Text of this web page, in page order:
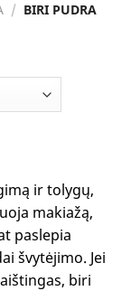
/ BIRI PUDRA
ir tolygų,
makiažą,
paslepia
švytėjimo. Jei
biri